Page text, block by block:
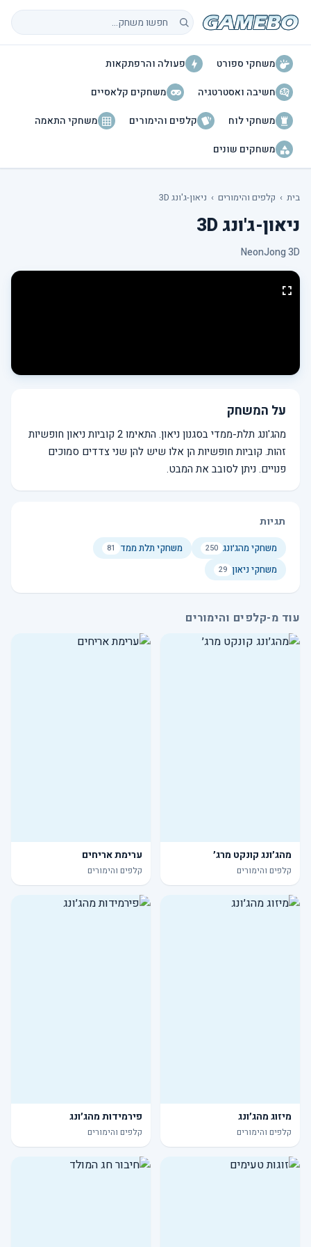
חיפוש משחקים
משחקי ספורט
פעולה והרפתקאות
חשיבה ואסטרטגיה
משחקים קלאסיים
משחקי לוח
קלפים והימורים
משחקי התאמה
משחקים שונים
בית › קלפים והימורים › ניאון-ג'ונג 3D
ניאון-ג'ונג 3D
NeonJong 3D
על המשחק
מהג'ונג תלת-ממדי בסגנון ניאון. התאימו 2 קוביות ניאון חופשיות
זהות. קוביות חופשיות הן אלו שיש להן שני צדדים סמוכים
פנויים. ניתן לסובב את המבט.
תגיות
משחקי מהג׳ונג 250 משחקי תלת ממד 81
משחקי ניאון 29
עוד מ-קלפים והימורים
מהג׳ונג קונקט מרג׳
קלפים והימורים
ערימת אריחים
קלפים והימורים
מיזוג מהג׳ונג
קלפים והימורים
פירמידות מהג׳ונג
קלפים והימורים